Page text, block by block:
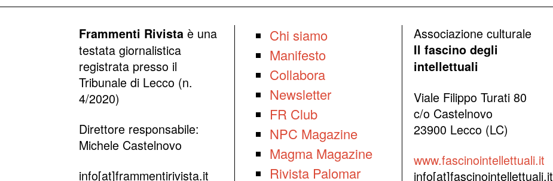
Frammenti Rivista è una
testata giornalistica
registrata presso il
Tribunale di Lecco (n.
4/2020)
Direttore responsabile:
Michele Castelnovo
info[at]frammentirivista.it
Chi siamo
Manifesto
Collabora
Newsletter
FR Club
NPC Magazine
Magma Magazine
Rivista Palomar
Associazione culturale
Il fascino degli
intellettuali
Viale Filippo Turati 80
c/o Castelnovo
23900 Lecco (LC)
www.fascinointellettuali.it
info[at]fascinointellettuali.it